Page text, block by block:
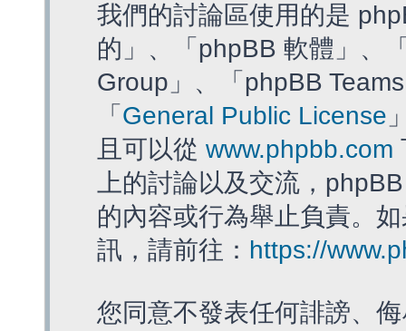
我們的討論區使用的是
的」、「phpBB 軟體」、
Group」、「phpBB
「 General Public License
且可以從 www.phpbb.com
上的討論以及交流，
的內容或行為舉止負責。
訊，請前往： https://
您同意不發表任何誹謗、